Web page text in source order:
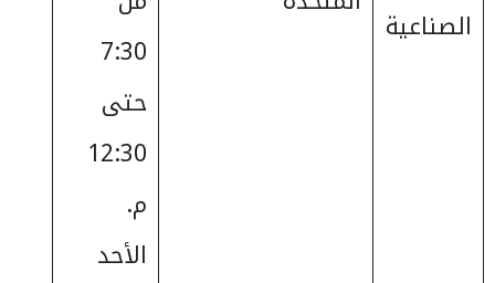
الصناعية
7:30
حتى
12:30
م.
الأحد